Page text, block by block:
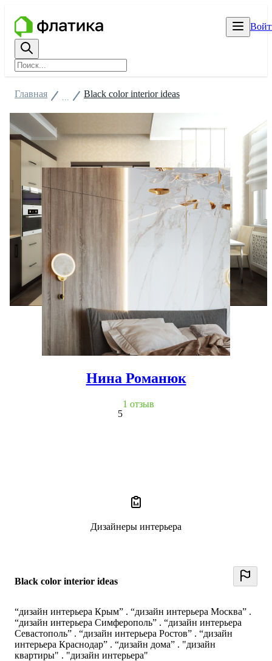
Black color interior ideas
“дизайн интерьера Крым” . “дизайн интерьера Москва” .
“дизайн интерьера Симферополь” . “дизайн интерьера
Севастополь” . “дизайн интерьера Ростов” . “дизайн
интерьера Краснодар” . “дизайн дома” . "дизайн
квартиры" . "дизайн интерьера"
Главная Black color interior ideas
Нина Романюк
5
1 отзыв
Дизайнеры интерьера